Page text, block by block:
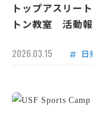
トップアスリー
トン教室 活動報
2026.03.15 日